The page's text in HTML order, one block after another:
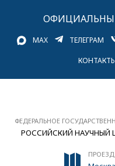
MAX ТЕЛЕГРАМ
ФЕДЕРАЛЬНОЕ
РОССИЙСКИЙ НАУЧНЫЙ